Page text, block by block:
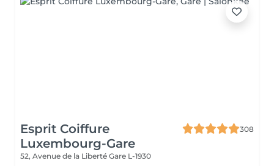
Esprit Coiffure
Luxembourg-Gare
308
52, Avenue de la Liberté Gare L-1930